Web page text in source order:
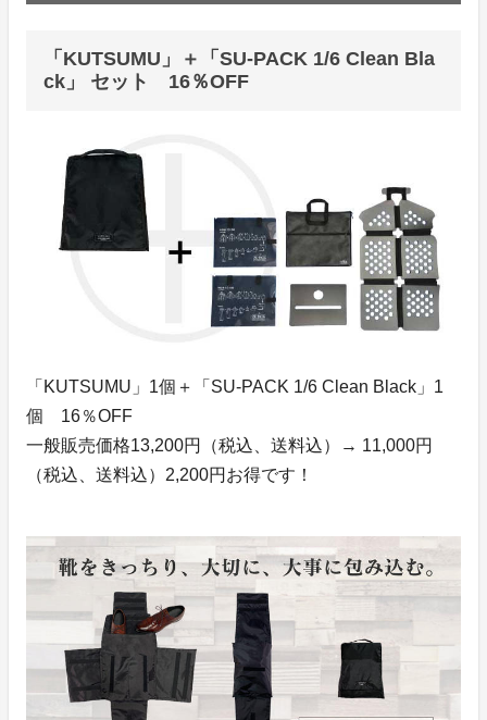
「KUTSUMU」＋「SU-PACK 1/6 Clean Bla
ck」 セット 16％OFF
「KUTSUMU」1個＋「SU-PACK 1/6 Clean Black」1
個 16％OFF
一般販売価格13,200円（税込、送料込）→ 11,000円
（税込、送料込）2,200円お得です！